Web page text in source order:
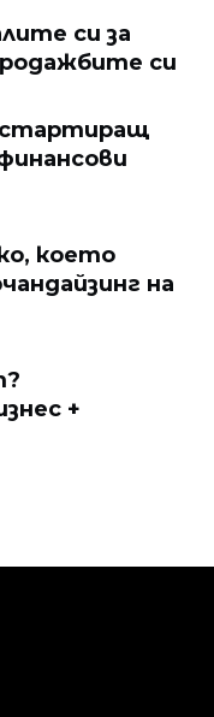
си за
си
стартиращ
което
на
+